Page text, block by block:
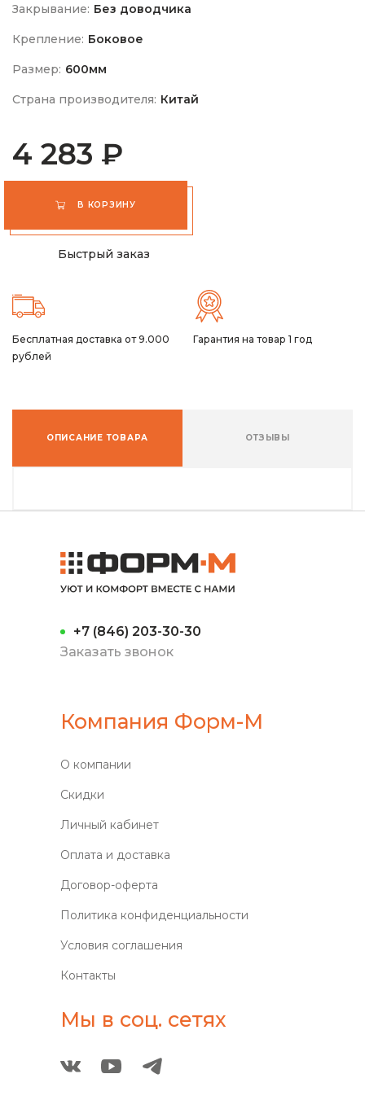
Закрывание: Без доводчика
Крепление: Боковое
Размер: 600мм
Страна производителя: Китай
4 283 ₽
В КОРЗИНУ
Быстрый заказ
Бесплатная доставка от 9.000
рублей
Гарантия на товар 1 год
ОПИСАНИЕ ТОВАРА ОТЗЫВЫ
+7 (846) 203-30-30
Заказать звонок
Компания Форм-М
О компании
Скидки
Личный кабинет
Оплата и доставка
Договор-оферта
Политика конфиденциальности
Условия соглашения
Контакты
Мы в соц. сетях